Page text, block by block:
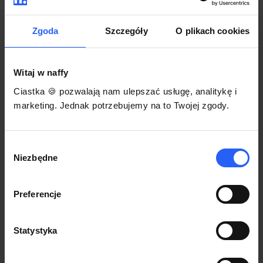
Zgoda Szczegóły O plikach cookies
Witaj w naffy
Ciastka 🍪 pozwalają nam ulepszać usługę, analitykę i
marketing. Jednak potrzebujemy na to Twojej zgody.
zgody
Niezbędne
Preferencje
Statystyka
Korzystaj na dowolnym urządzeniu z
przeglądarką Chrome
Włącz czasową promocję
3
Każdy produkt w naffy ma swój indywidualny link.
gdzie się nim podzielisz z odbiorcami.